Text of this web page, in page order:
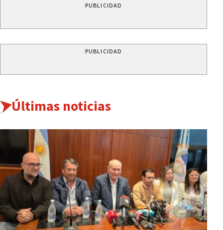
PUBLICIDAD
PUBLICIDAD
Últimas noticias